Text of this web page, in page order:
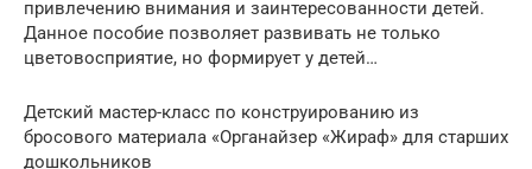
привлечению внимания и заинтересованности детей.
Данное пособие позволяет развивать не только
цветовосприятие, но формирует у детей…
Детский мастер-класс по конструированию из
бросового материала «Органайзер «Жираф» для старших
дошкольников